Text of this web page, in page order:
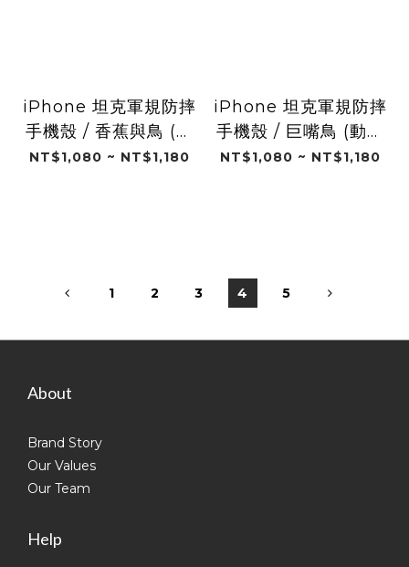
iPhone 坦克軍規防摔
手機殼 / 香蕉與鳥 (動
物系列)
NT$1,080 ~ NT$1,180
iPhone 坦克軍規防摔
手機殼 / 巨嘴鳥 (動物
系列)
NT$1,080 ~ NT$1,180
1 2 3 4 5
About
Brand Story
Our Values
Our Team
Help